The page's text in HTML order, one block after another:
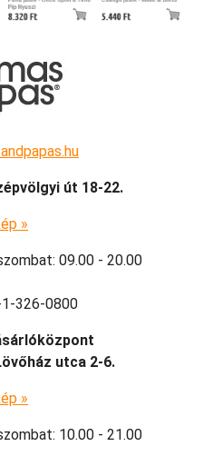
út 18-22.
»
09.00 - 20.00
326-0800
utca 2-6.
»
10.00 - 21.00